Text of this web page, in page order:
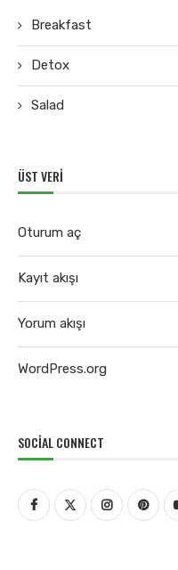
Breakfast
Detox
Salad
ÜST VERI
Oturum aç
Kayıt akışı
Yorum akışı
WordPress.org
SOCIAL CONNECT